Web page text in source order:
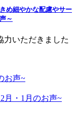
め細やかな配慮やサー
～
力いただきました
お声~
月・1月のお声~